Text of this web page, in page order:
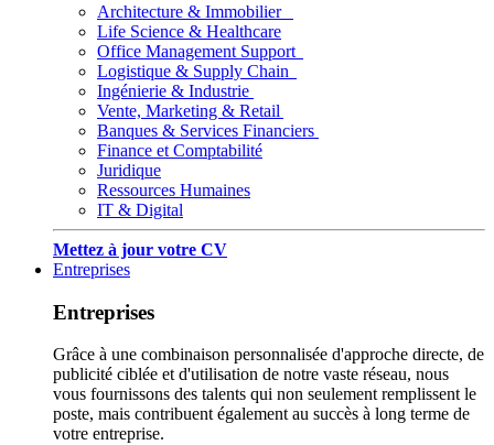
Architecture & Immobilier
Life Science & Healthcare
Office Management Support
Logistique & Supply Chain
Ingénierie & Industrie
Vente, Marketing & Retail
Banques & Services Financiers
Finance et Comptabilité
Juridique
Ressources Humaines
IT & Digital
Mettez à jour votre CV
Entreprises
Entreprises
Grâce à une combinaison personnalisée d'approche directe, de
publicité ciblée et d'utilisation de notre vaste réseau, nous
vous fournissons des talents qui non seulement remplissent le
poste, mais contribuent également au succès à long terme de
votre entreprise.